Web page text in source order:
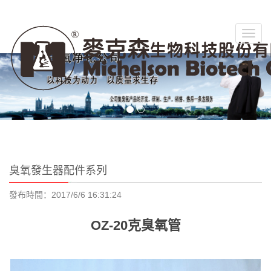
切
換
菜
單
臭氧發生器配件系列
發布時間：2017/6/6 16:31:24
OZ-20克臭氧管